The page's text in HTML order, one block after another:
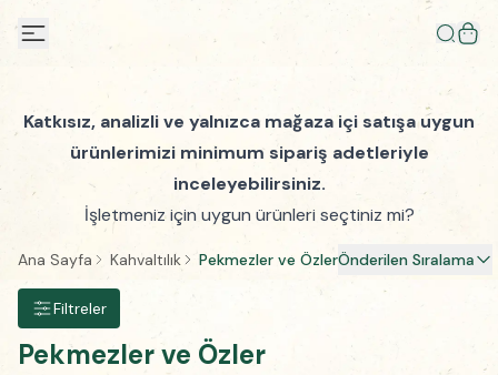
Katkısız, analizli ve yalnızca mağaza içi satışa uygun
ürünlerimizi minimum sipariş adetleriyle
inceleyebilirsiniz.
İşletmeniz için uygun ürünleri seçtiniz mi?
Ana Sayfa Kahvaltılık Pekmezler ve ÖzlerÖnderilen Sıralama
Filtreler
Pekmezler ve Özler